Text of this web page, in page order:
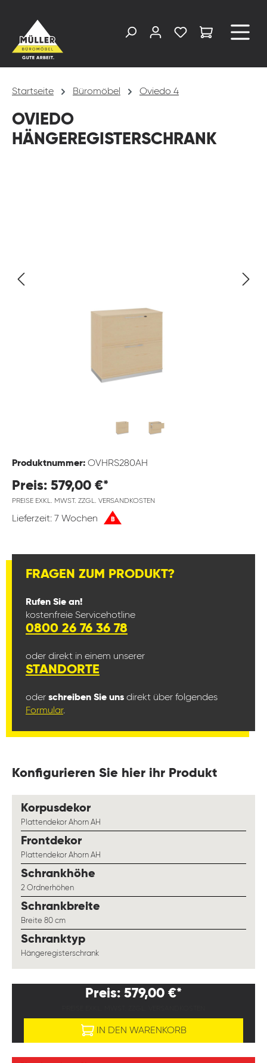
Startseite Büromöbel Oviedo 4
OVIEDO
HÄNGEREGISTERSCHRANK
Produktnummer: OVHRS280AH
Preis: 579,00 €*
PREISE EXKL. MWST. ZZGL. VERSANDKOSTEN
Lieferzeit: 7 Wochen B
FRAGEN ZUM PRODUKT?
Rufen Sie an!
kostenfreie Servicehotline
0800 26 76 36 78
oder direkt in einem unserer
STANDORTE
oder schreiben Sie uns direkt über folgendes
Formular.
Konfigurieren Sie hier ihr Produkt
Korpusdekorauswählen
Plattendekor Ahorn AH
Frontdekorauswählen
Plattendekor Ahorn AH
Schrankhöhe
2 Ordnerhöhen
Schrankbreite
Breite 80 cm
Schranktypauswählen
Hängeregisterschrank
Preis: 579,00 €*
IN DEN WARENKORB